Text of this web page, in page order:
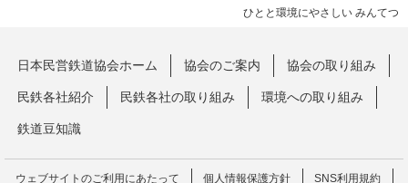
ひとと環境にやさしい みんてつ
日本民営鉄道協会ホーム 協会のご案内 協会の取り組み
民鉄各社紹介 民鉄各社の取り組み 環境への取り組み
鉄道豆知識
ウェブサイトのご利用にあたって 個人情報保護方針 SNS利用規約